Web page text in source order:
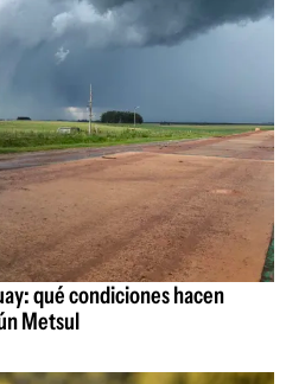
qué condiciones hacen
Metsul